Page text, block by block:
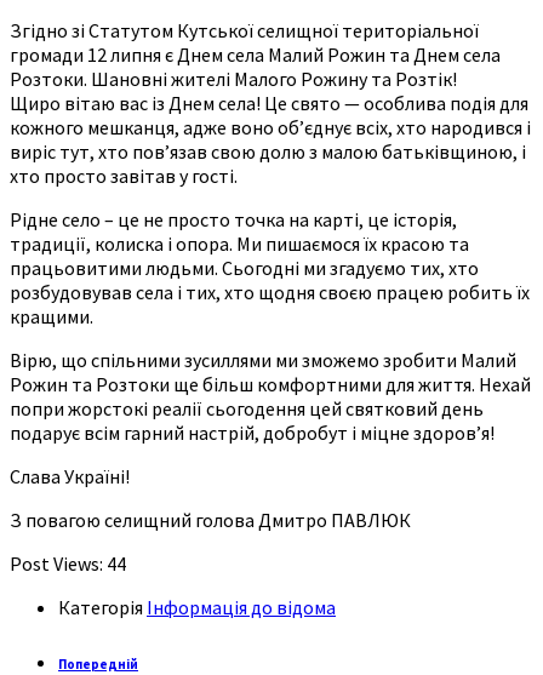
Згідно зі Статутом Кутської селищної територіальної
громади 12 липня є Днем села Малий Рожин та Днем села
Розтоки. Шановні жителі Малого Рожину та Розтік!
Щиро вітаю вас із Днем села! Це свято — особлива подія для
кожного мешканця, адже воно об’єднує всіх, хто народився і
виріс тут, хто пов’язав свою долю з малою батьківщиною, і
хто просто завітав у гості.
Рідне село – це не просто точка на карті, це історія,
традиції, колиска і опора. Ми пишаємося їх красою та
працьовитими людьми. Сьогодні ми згадуємо тих, хто
розбудовував села і тих, хто щодня своєю працею робить їх
кращими.
Вірю, що спільними зусиллями ми зможемо зробити Малий
Рожин та Розтоки ще більш комфортними для життя. Нехай
попри жорстокі реалії сьогодення цей святковий день
подарує всім гарний настрій, добробут і міцне здоров’я!
Слава Україні!
З повагою селищний голова Дмитро ПАВЛЮК
Post Views: 44
Категорія Інформація до відома
Попередній